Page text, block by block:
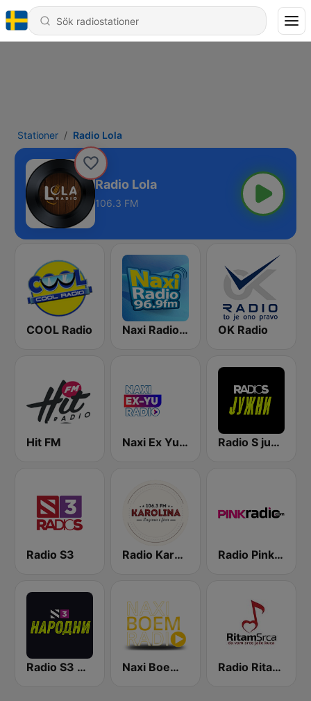
Stationer Radio Lola
Radio Lola
106.3 FM
COOL Radio Naxi Radio 96.9 FM OK Radio
Hit FM Naxi Ex Yu Radio Radio S južni
Radio S3 Radio Karolina Radio Pink 91.3 FM
Radio S3 Narodni Naxi Boem Radio Radio Ritam Srca